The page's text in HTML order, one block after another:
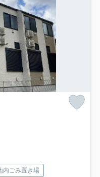
内ごみ置き場